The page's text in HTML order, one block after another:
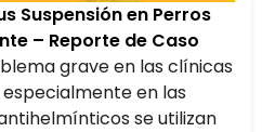
Suspensión en Perros
– Reporte de Caso
grave en las clínicas
en las
se utilizan